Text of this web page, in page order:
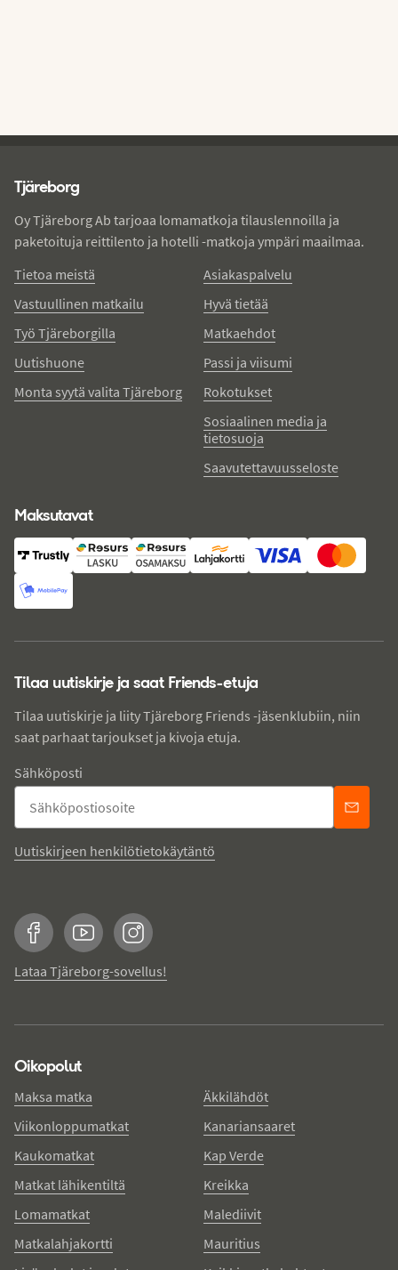
Tjäreborg
Oy Tjäreborg Ab tarjoaa lomamatkoja tilauslennoilla ja
paketoituja reittilento ja hotelli -matkoja ympäri maailmaa.
Tietoa meistä
Vastuullinen matkailu
Työ Tjäreborgilla
Uutishuone
Monta syytä valita Tjäreborg
Asiakaspalvelu
Hyvä tietää
Matkaehdot
Passi ja viisumi
Rokotukset
Sosiaalinen media ja
tietosuoja
Saavutettavuusseloste
Maksutavat
Tilaa uutiskirje ja saat Friends-etuja
Tilaa uutiskirje ja liity Tjäreborg Friends -jäsenklubiin, niin
saat parhaat tarjoukset ja kivoja etuja.
Sähköposti
Uutiskirjeen henkilötietokäytäntö
FacebookYouTubeInstagram
Lataa Tjäreborg-sovellus!
Oikopolut
Maksa matka
Viikonloppumatkat
Kaukomatkat
Matkat lähikentiltä
Lomamatkat
Matkalahjakortti
Äkkilähdöt
Kanariansaaret
Kap Verde
Kreikka
Malediivit
Mauritius